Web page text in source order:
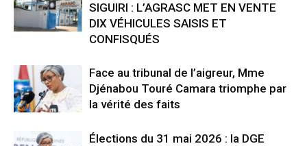
SIGUIRI : L’AGRASC MET EN VENTE
DIX VÉHICULES SAISIS ET
CONFISQUÉS
Face au tribunal de l’aigreur, Mme
Djénabou Touré Camara triomphe par
la vérité des faits
Élections du 31 mai 2026 : la DGE